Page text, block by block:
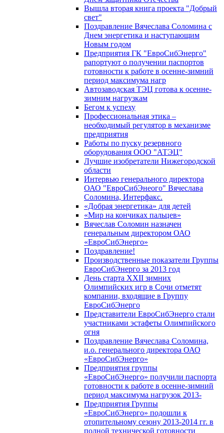
Вышла вторая книга проекта "Добрый
свет"
Поздравление Вячеслава Соломина с
Днем энергетика и наступающим
Новым годом
Предприятия ГК "ЕвроСибЭнерго"
рапортуют о получении паспортов
готовности к работе в осенне-зимний
период максимума нагр
Автозаводская ТЭЦ готова к осенне-
зимним нагрузкам
Бегом к успеху
Профессиональная этика –
необходимый регулятор в механизме
предприятия
Работы по пуску резервного
оборудования ООО "АТЭЦ"
Лучшие изобретатели Нижегородской
области
Интервью генерального директора
ОАО "ЕвроСибЭнеого" Вячеслава
Соломина, Интерфакс.
«Добрая энергетика» для детей
«Мир на кончиках пальцев»
Вячеслав Соломин назначен
генеральным директором ОАО
«ЕвроСибЭнерго»
Поздравление!
Производственные показатели Группы
ЕвроСибЭнерго за 2013 год
День старта XXII зимних
Олимпийских игр в Сочи отметят
компании, входящие в Группу
ЕвроСибЭнерго
Представители ЕвроСибЭнерго стали
участниками эстафеты Олимпийского
огня
Поздравление Вячеслава Соломина,
и.о. генерального директора ОАО
«ЕвроСибЭнерго»
Предприятия группы
«ЕвроСибЭнерго» получили паспорта
готовности к работе в осенне-зимний
период максимума нагрузок 2013-
Предприятия Группы
«ЕвроСибЭнерго» подошли к
отопительному сезону 2013-2014 гг. в
полной технической готовности